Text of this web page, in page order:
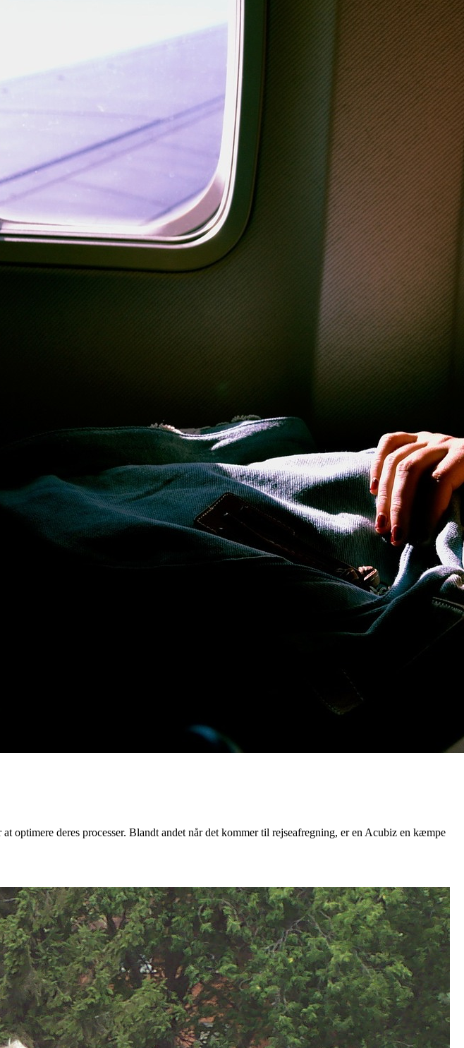
deres processer. Blandt andet når det kommer til rejseafregning, er en Acubiz en kæmpe